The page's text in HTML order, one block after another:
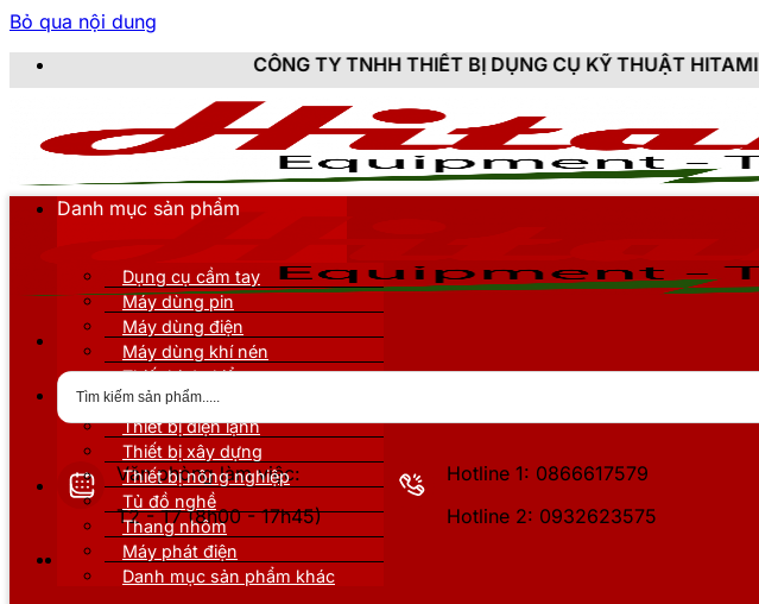
Bỏ qua nội dung
CÔNG TY TNHH THIẾT BỊ DỤNG CỤ KỸ THUẬT HITAMI - CUNG CẤP
Văn phòng làm việc:
T2 - T7 (8h00 - 17h45)
Hotline 1: 0866617579
Hotline 2: 0932623575
Danh mục sản phẩm
Dụng cụ cầm tay
Máy dùng pin
Máy dùng điện
Máy dùng khí nén
Thiết bị đo kiểm
Thiết bị nâng đỡ
Thiết bị điện lạnh
Thiết bị xây dựng
Thiết bị nông nghiệp
Tủ đồ nghề
Thang nhôm
Máy phát điện
Danh mục sản phẩm khác